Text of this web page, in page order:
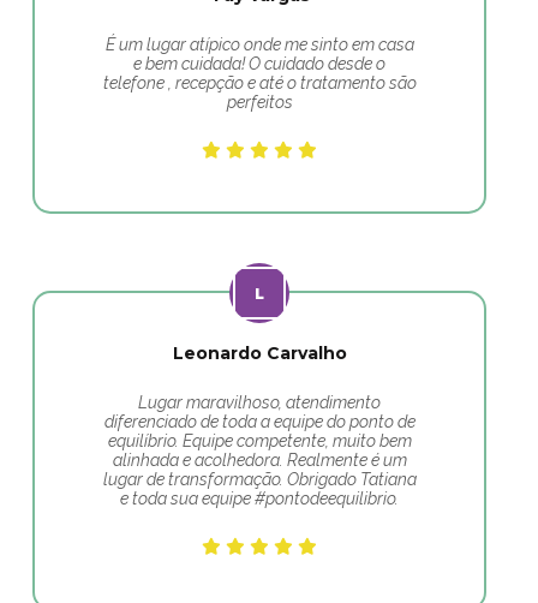
É um lugar atípico onde me sinto em casa
e bem cuidada! O cuidado desde o
telefone , recepção e até o tratamento são
perfeitos
Leonardo Carvalho
Lugar maravilhoso, atendimento
diferenciado de toda a equipe do ponto de
equilíbrio. Equipe competente, muito bem
alinhada e acolhedora. Realmente é um
lugar de transformação. Obrigado Tatiana
e toda sua equipe #pontodeequilibrio.